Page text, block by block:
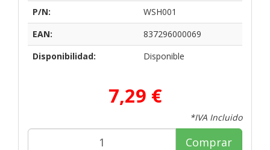
P/N:
WSH001
EAN:
837296000069
Disponibilidad:
Disponible
7,29 €
*IVA Incluido
Comprar